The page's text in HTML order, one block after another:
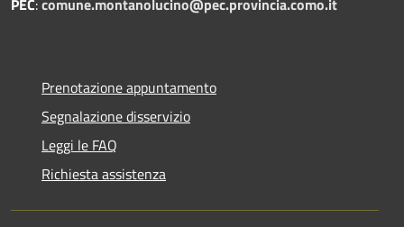
PEC:comune.montanolucino@pec.provincia.como.it
Prenotazione appuntamento
Segnalazione disservizio
Leggi le FAQ
Richiesta assistenza